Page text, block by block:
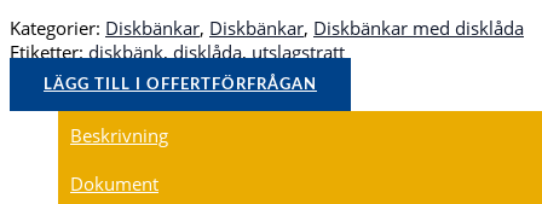
Kategorier: Diskbänkar, Diskbänkar, Diskbänkar med disklåda
Etiketter: diskbänk, disklåda, utslagstratt
LÄGG TILL I OFFERTFÖRFRÅGAN
Beskrivning
Dokument